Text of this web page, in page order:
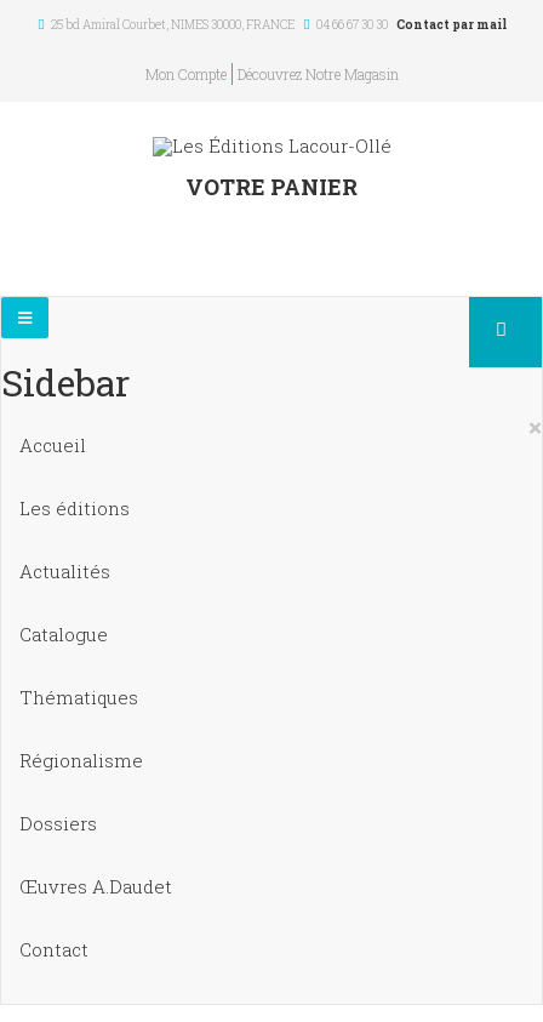
25 bd Amiral Courbet, NIMES 30000,FRANCE 04 66 67 30 30 Contact par mail
Mon Compte Découvrez Notre Magasin
VOTRE PANIER
Sidebar
×
Accueil
Les éditions
Actualités
Catalogue
Thématiques
Régionalisme
Dossiers
Œuvres A.Daudet
Contact